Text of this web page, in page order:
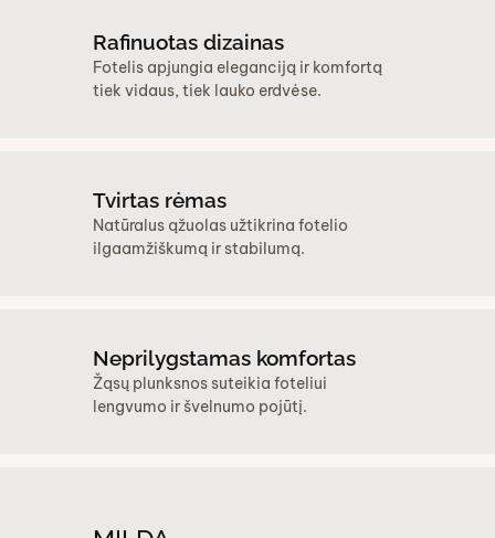
Rafinuotas dizainas
Fotelis apjungia eleganciją ir komfortą
tiek vidaus, tiek lauko erdvėse.
Tvirtas rėmas
Natūralus ąžuolas užtikrina fotelio
ilgaamžiškumą ir stabilumą.
Neprilygstamas komfortas
Žąsų plunksnos suteikia foteliui
lengvumo ir švelnumo pojūtį.